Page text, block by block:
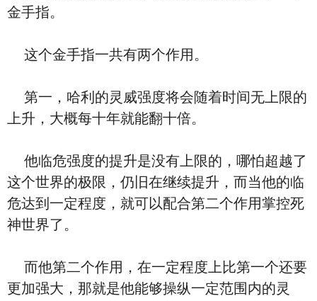
金手指。
这个金手指一共有两个作用。
第一，哈利的灵威强度将会随着时间无上限的
上升，大概每十年就能翻十倍。
他临危强度的提升是没有上限的，哪怕超越了
这个世界的极限，仍旧在继续提升，而当他的临
危达到一定程度，就可以配合第二个作用掌控死
神世界了。
而他第二个作用，在一定程度上比第一个还要
更加强大，那就是他能够操纵一定范围内的灵